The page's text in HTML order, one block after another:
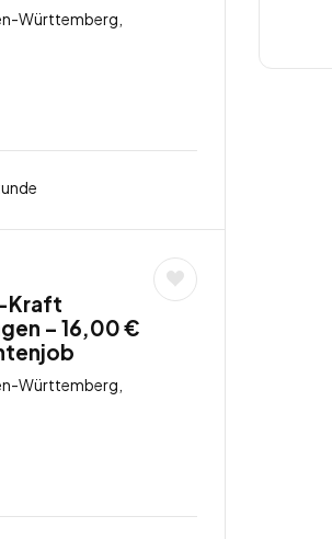
Württemberg,
Kraft
– 16,00 €
Württemberg,